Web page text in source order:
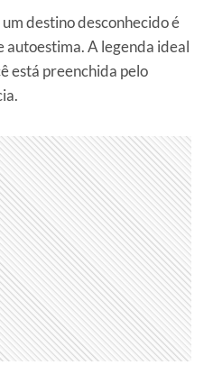
destino desconhecido é
autoestima. A legenda ideal
está preenchida pelo